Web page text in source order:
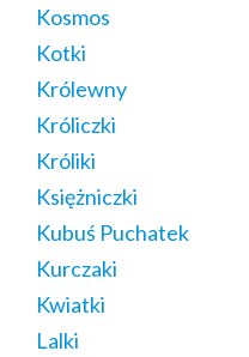
Kosmos
Kotki
Królewny
Króliczki
Króliki
Księżniczki
Kubuś Puchatek
Kurczaki
Kwiatki
Lalki